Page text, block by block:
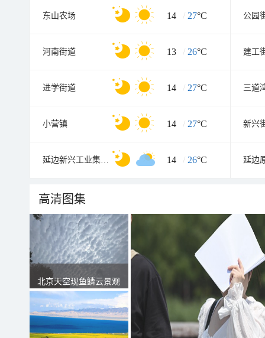
东山农场 14 / 27°C 公园
河南街道 13 / 26°C 建工
进学街道 14 / 27°C 三道
小营镇 14 / 27°C 新兴
延边新兴工业集中区 14 / 26°C 延边
高清图集
北京天空现鱼鳞云景观